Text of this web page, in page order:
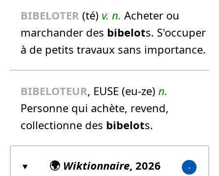
BIBELOTER (té) v. n. Acheter ou
marchander des bibelots. S'occuper
à de petits travaux sans importance.
BIBELOTEUR, EUSE (eu-ze) n.
Personne qui achète, revend,
collectionne des bibelots.
🌍 Wiktionnaire, 2026